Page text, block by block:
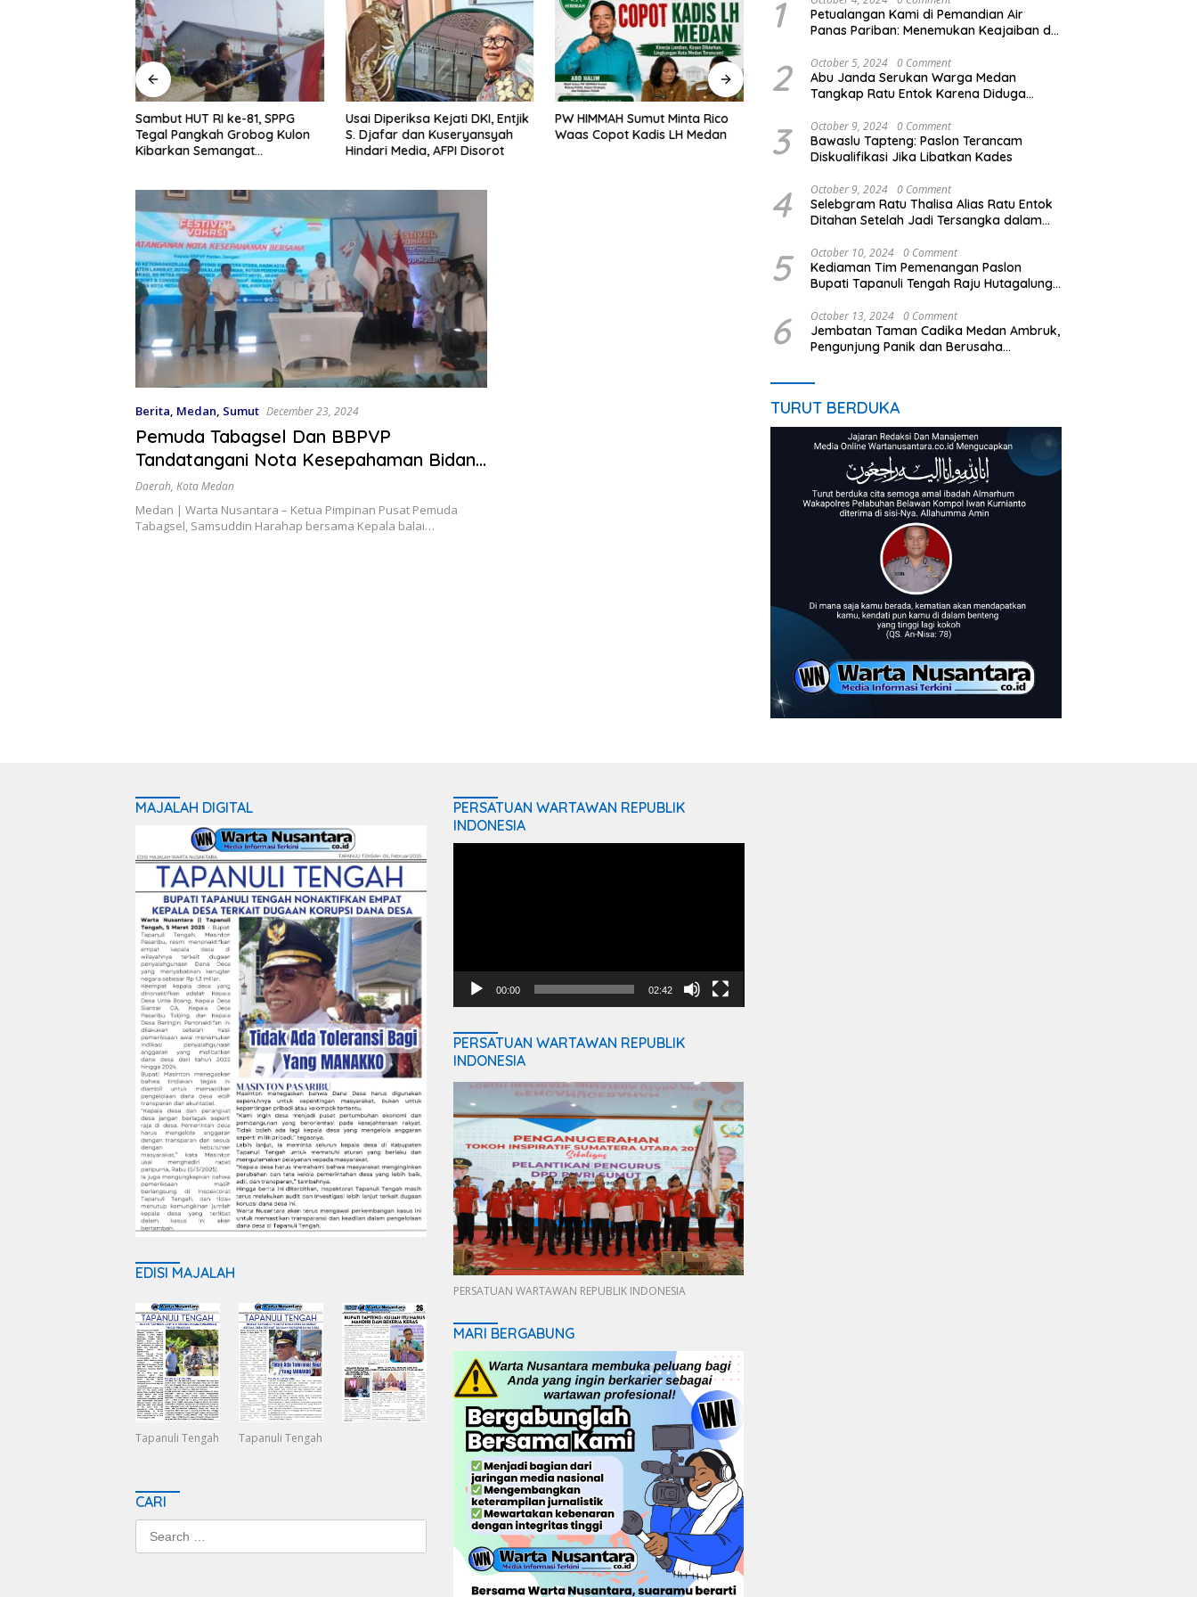
Sambut HUT RI ke-81, SPPG
Tegal Pangkah Grobog Kulon
Kibarkan Semangat
Usai Diperiksa Kejati DKI, Entjik
S. Djafar dan Kuseryansyah
Hindari Media, AFPI Disorot
PW HIMMAH Sumut Minta Rico
Waas Copot Kadis LH Medan
Pukulan Telak bagi Bandar
Narkoba! FOMARA Sumut Puji
Kinerja Kepala BNNP Sumut
Bongkar Sabu, Ganja, hingga
Pabrik Pod Getar
2026 di proyeksikan menjadi
ajang Festival Olahraga
Masyarakat dengan Pegiat
Berita, Medan, Sumut December 23, 2024
Pemuda Tabagsel Dan BBPVP
Tandatangani Nota Kesepahaman Bidang
Ketenagakerjaan
Daerah, Kota Medan
Medan | Warta Nusantara – Ketua Pimpinan Pusat Pemuda
Tabagsel, Samsuddin Harahap bersama Kepala balai…
1
Petualangan Kami di Pemandian Air
Panas Pariban: Menemukan Keajaiban di
2 October 5, 2024 0 Comment
Abu Janda Serukan Warga Medan
Tangkap Ratu Entok Karena Diduga
3 October 9, 2024 0 Comment
Bawaslu Tapteng: Paslon Terancam
Diskualifikasi Jika Libatkan Kades
4 October 9, 2024 0 Comment
Selebgram Ratu Thalisa Alias Ratu Entok
Ditahan Setelah Jadi Tersangka dalam
5 October 10, 2024 0 Comment
Kediaman Tim Pemenangan Paslon
Bupati Tapanuli Tengah Raju Hutagalung
6 October 13, 2024 0 Comment
Jembatan Taman Cadika Medan Ambruk,
Pengunjung Panik dan Berusaha
TURUT BERDUKA
MAJALAH DIGITAL
EDISI MAJALAH
Tapanuli Tengah Tapanuli Tengah
CARI
PERSATUAN WARTAWAN REPUBLIK
INDONESIA
00:00 02:42
PERSATUAN WARTAWAN REPUBLIK
INDONESIA
PERSATUAN WARTAWAN REPUBLIK INDONESIA
MARI BERGABUNG